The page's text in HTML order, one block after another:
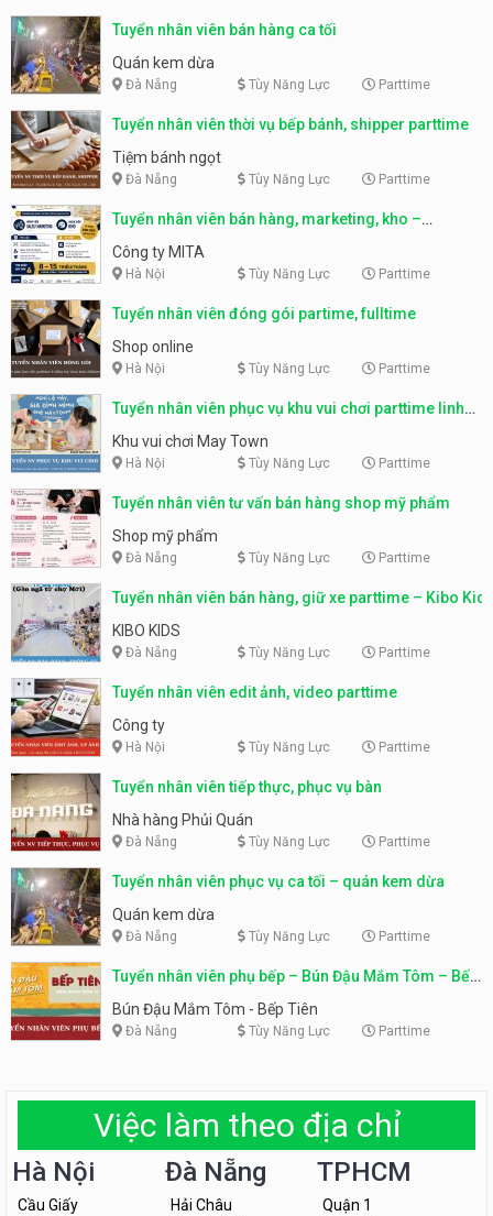
Tuyển nhân viên bán hàng ca tối
Quán kem dừa
Đà Nẵng Tùy Năng Lực Parttime
Tuyển nhân viên thời vụ bếp bánh, shipper parttime
Tiệm bánh ngọt
Đà Nẵng Tùy Năng Lực Parttime
Tuyển nhân viên bán hàng, marketing, kho –
parttime, fulltime
Công ty MITA
Hà Nội Tùy Năng Lực Parttime
Tuyển nhân viên đóng gói partime, fulltime
Shop online
Hà Nội Tùy Năng Lực Parttime
Tuyển nhân viên phục vụ khu vui chơi parttime linh
động
Khu vui chơi May Town
Hà Nội Tùy Năng Lực Parttime
Tuyển nhân viên tư vấn bán hàng shop mỹ phẩm
Shop mỹ phẩm
Đà Nẵng Tùy Năng Lực Parttime
Tuyển nhân viên bán hàng, giữ xe parttime – Kibo Kid
KIBO KIDS
Đà Nẵng Tùy Năng Lực Parttime
Tuyển nhân viên edit ảnh, video parttime
Công ty
Hà Nội Tùy Năng Lực Parttime
Tuyển nhân viên tiếp thực, phục vụ bàn
Nhà hàng Phủi Quán
Đà Nẵng Tùy Năng Lực Parttime
Tuyển nhân viên phục vụ ca tối – quán kem dừa
Quán kem dừa
Đà Nẵng Tùy Năng Lực Parttime
Tuyển nhân viên phụ bếp – Bún Đậu Mắm Tôm – Bếp
Tiên
Bún Đậu Mắm Tôm - Bếp Tiên
Đà Nẵng Tùy Năng Lực Parttime
Việc làm theo địa chỉ
Hà Nội
Cầu Giấy
Đà Nẵng
Hải Châu
TPHCM
Quận 1